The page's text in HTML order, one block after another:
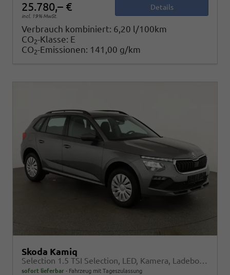
25.780,– €
incl. 19% MwSt.
Details
Verbrauch kombiniert: 6,20 l/100km
CO2-Klasse: E
CO2-Emissionen: 141,00 g/km
Skoda Kamiq
Selection 1.5 TSI Selection, LED, Kamera, Ladeboden, Winter
sofort lieferbar Fahrzeug mit Tageszulassung